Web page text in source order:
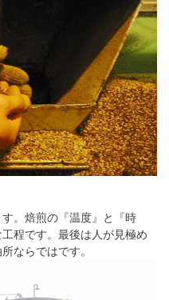
。焙煎の『温度』と『時
程です。最後は人が見極め
ならではです。